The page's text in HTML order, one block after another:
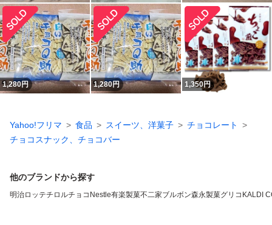
1,280円 1,280円 1,350円
Yahoo!フリマ 食品 スイーツ、洋菓子
チョコレート
チョコスナック、チョコバー
他のブランドから探す
明治ロッテチロルチョコ Nestle有楽製菓不二家ブルボン森永製菓グリコ KALDI